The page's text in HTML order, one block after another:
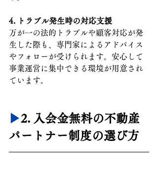
4. トラブル発生時の対応支援
万が一の法的トラブルや顧客対応が発
生した際も、専門家によるアドバイス
やフォローが受けられます。安心して
事業運営に集中できる環境が用意され
ています。
▶︎2. 入会金無料の不動産
パートナー制度の選び方